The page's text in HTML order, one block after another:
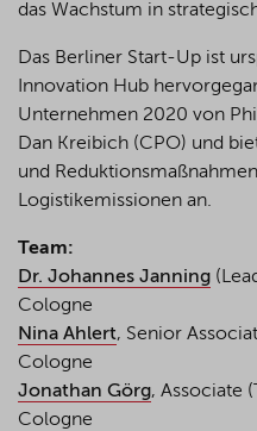
das Wachstum in
Das Berliner Start-Up ist
Innovation Hub
Unternehmen 2020 von
Dan Kreibich (CPO) und
und
Logistikemissionen an.
Team:
Dr. Johannes Janning
Cologne
Nina Ahlert, Senior
Cologne
Jonathan Görg, Associate
Cologne